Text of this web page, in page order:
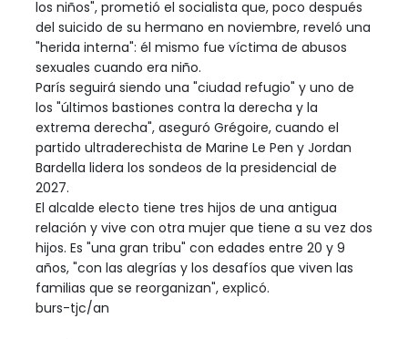
los niños", prometió el socialista que, poco después
del suicido de su hermano en noviembre, reveló una
"herida interna": él mismo fue víctima de abusos
sexuales cuando era niño.
París seguirá siendo una "ciudad refugio" y uno de
los "últimos bastiones contra la derecha y la
extrema derecha", aseguró Grégoire, cuando el
partido ultraderechista de Marine Le Pen y Jordan
Bardella lidera los sondeos de la presidencial de
2027.
El alcalde electo tiene tres hijos de una antigua
relación y vive con otra mujer que tiene a su vez dos
hijos. Es "una gran tribu" con edades entre 20 y 9
años, "con las alegrías y los desafíos que viven las
familias que se reorganizan", explicó.
burs-tjc/an